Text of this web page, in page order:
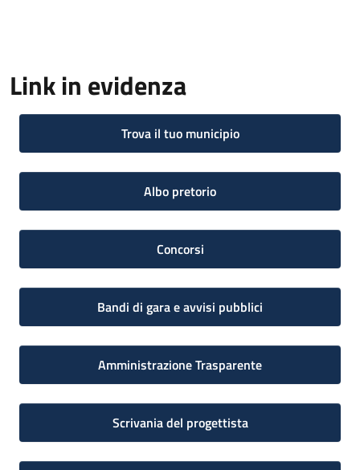
Link in evidenza
Trova il tuo municipio
Albo pretorio
Concorsi
Bandi di gara e avvisi pubblici
Amministrazione Trasparente
Scrivania del progettista